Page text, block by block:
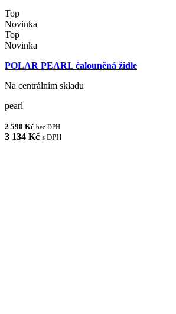
Top
Novinka
Top
Novinka
POLAR PEARL čalouněná židle
Na centrálním skladu
pearl
2 590 Kč bez DPH
3 134 Kč s DPH